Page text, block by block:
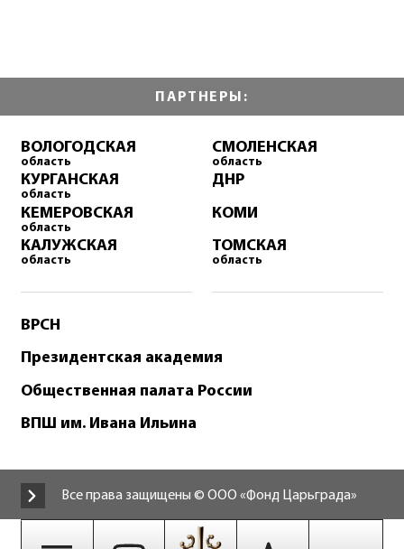
ПАРТНЕРЫ:
ВОЛОГОДСКАЯ
область
КУРГАНСКАЯ
область
КЕМЕРОВСКАЯ
область
КАЛУЖСКАЯ
область
СМОЛЕНСКАЯ
область
ДНР
КОМИ
ТОМСКАЯ
область
ВРСН
Президентская академия
Общественная палата России
ВПШ им. Ивана Ильина
Все права защищены © ООО «Фонд Царьграда»